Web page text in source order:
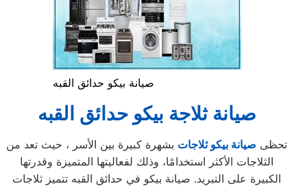
صيانة بيكو حدائق القبه
صيانة ثلاجة بيكو حدائق القبه
تحظى صيانة بيكو ثلاجات بشهرة كبيرة بين الأسر ، حيث تعد من
الثلاجات الأكثر استخدامًا، وذلك لفعاليتها المتميزة وقدرتها
الكبيرة على التبريد. صيانة بيكو في حدائق القبه تتميز ثلاجات